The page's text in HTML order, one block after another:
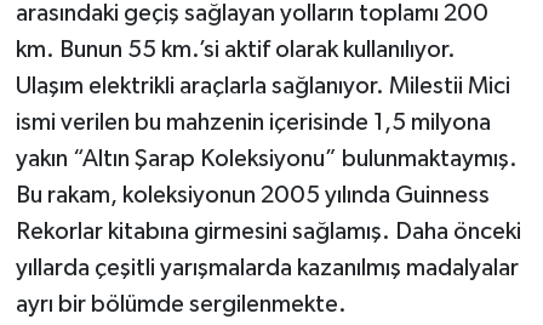
arasındaki geçiş sağlayan yolların toplamı 200
km. Bunun 55 km.’si aktif olarak kullanılıyor.
Ulaşım elektrikli araçlarla sağlanıyor. Milestii Mici
ismi verilen bu mahzenin içerisinde 1,5 milyona
yakın “Altın Şarap Koleksiyonu” bulunmaktaymış.
Bu rakam, koleksiyonun 2005 yılında Guinness
Rekorlar kitabına girmesini sağlamış. Daha önceki
yıllarda çeşitli yarışmalarda kazanılmış madalyalar
ayrı bir bölümde sergilenmekte.